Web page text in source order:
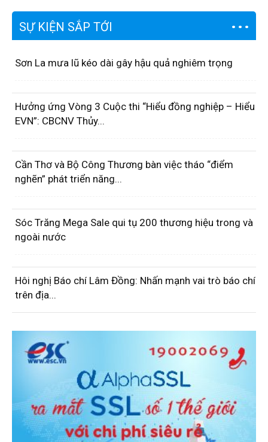
SỰ KIỆN SẮP TỚI
Sơn La mưa lũ kéo dài gây hậu quả nghiêm trọng
Hưởng ứng Vòng 3 Cuộc thi “Hiểu đồng nghiệp – Hiểu
EVN”: CBCNV Thủy...
Cần Thơ và Bộ Công Thương bàn việc tháo “điểm
nghẽn” phát triển năng...
Sóc Trăng Mega Sale qui tụ 200 thương hiệu trong và
ngoài nước
Hôi nghị Báo chí Lâm Đồng: Nhấn mạnh vai trò báo chí
trên địa...